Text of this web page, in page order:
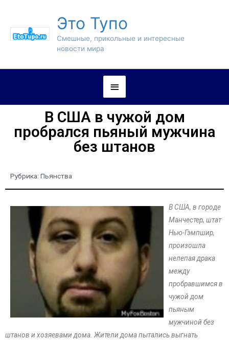
Это Тупо
Смешные, прикольные и интересные
новости мира
В США в чужой дом
пробрался пьяный мужчина
без штанов
Рубрика: Пьянства
В США, в городе
Манчестер, штат
Нью-Гэмпшир,
произошла
нелепая драка
между
пробравшимся в
чужой дом
пьяным
мужчиной без
штанов и хозяевами дома. Жители дома пытались выгнать